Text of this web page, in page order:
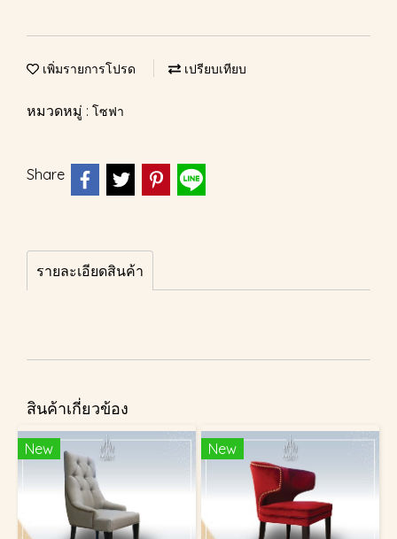
เพิ่มรายการโปรด เปรียบเทียบ
หมวดหมู่ : โซฟา
Share
รายละเอียดสินค้า
สินค้าเกี่ยวข้อง
New New